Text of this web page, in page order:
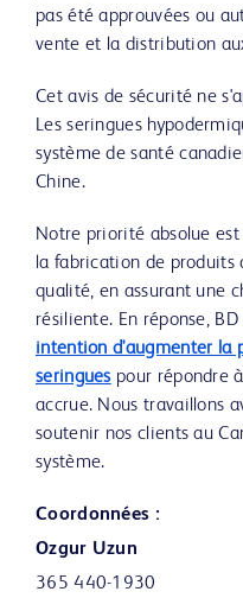
pas été approuvées ou
vente et la distribution
Cet avis de sécurité ne
Les seringues
système de santé
Chine.
Notre priorité absolue
la fabrication de produits
qualité, en assurant une
résiliente. En réponse,
intention d'augmenter la
seringuespour répondre
accrue. Nous travaillons
soutenir nos clients au
système.
Coordonnées :
Ozgur Uzun
365 440-1930